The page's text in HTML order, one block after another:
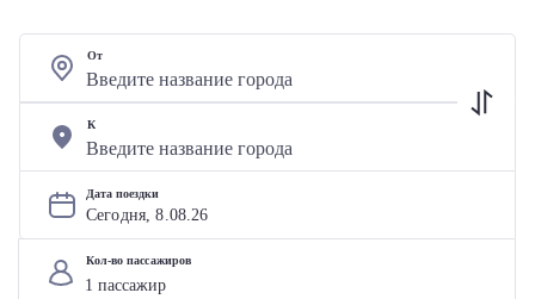
От
К
Дата поездки
Сегодня, 8.08.26
Кол-во пассажиров